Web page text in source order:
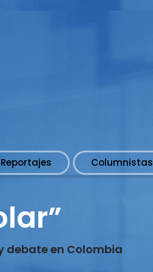
Reportajes Columnistas
debate en Colombia